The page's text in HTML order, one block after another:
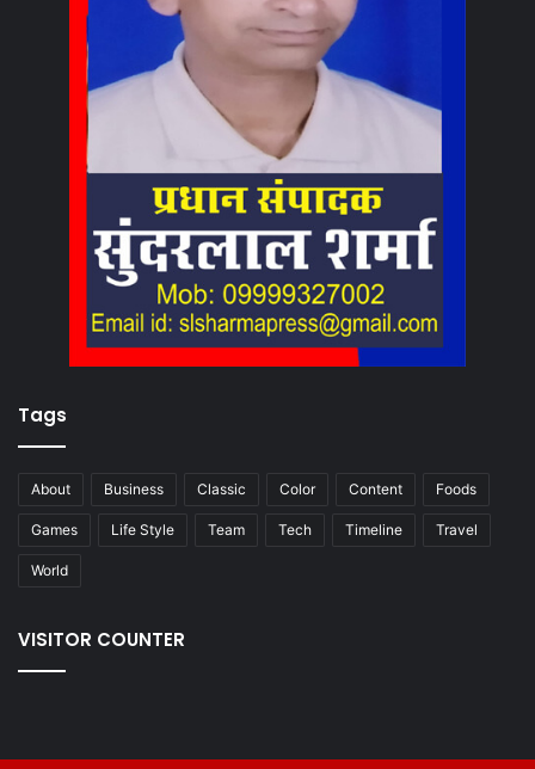
Tags
About Business Classic Color Content Foods
Games Life Style Team Tech Timeline Travel
World
VISITOR COUNTER